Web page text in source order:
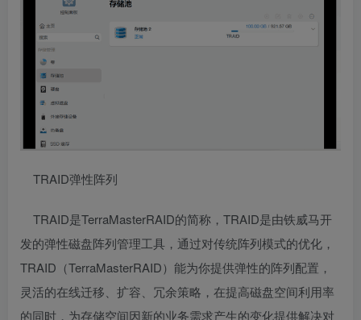
TRAID弹性阵列
TRAID是TerraMasterRAID的简称，TRAID是由铁威马开
发的弹性磁盘阵列管理工具，通过对传统阵列模式的优化，
TRAID（TerraMasterRAID）能为你提供弹性的阵列配置，
灵活的在线迁移、扩容、冗余策略，在提高磁盘空间利用率
的同时，为存储空间因新的业务需求产生的变化提供解决对